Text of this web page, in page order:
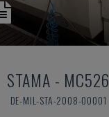
STAMA - MC526
DE-MIL-STA-2008-00001